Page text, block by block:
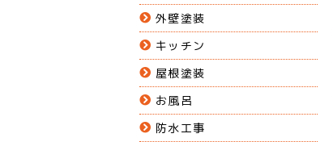
外壁塗装
キッチン
屋根塗装
お風呂
防水工事